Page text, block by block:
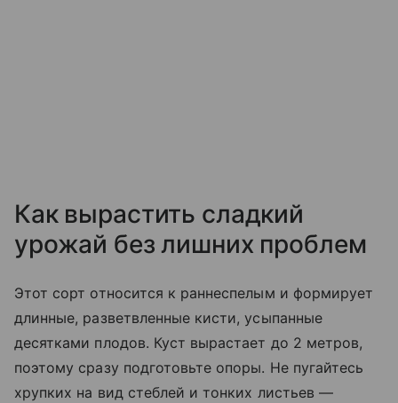
Как вырастить сладкий
урожай без лишних проблем
Этот сорт относится к раннеспелым и формирует
длинные, разветвленные кисти, усыпанные
десятками плодов. Куст вырастает до 2 метров,
поэтому сразу подготовьте опоры. Не пугайтесь
хрупких на вид стеблей и тонких листьев —